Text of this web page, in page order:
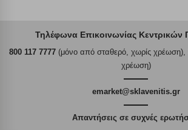
Τηλέφωνα Επικοινωνίας Κεντρικών
800 117 7777(μόνο από σταθερό, χωρίς χρέωση),
χρέωση)
emarket@sklavenitis.gr
Απαντήσεις σε συχνές